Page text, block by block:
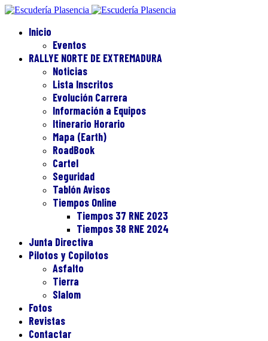
Inicio
Eventos
RALLYE NORTE DE EXTREMADURA
Noticias
Lista Inscritos
Evolución Carrera
Información a Equipos
Itinerario Horario
Mapa (Earth)
RoadBook
Cartel
Seguridad
Tablón Avisos
Tiempos Online
Tiempos 37 RNE 2023
Tiempos 38 RNE 2024
Junta Directiva
Pilotos y Copilotos
Asfalto
Tierra
Slalom
Fotos
Revistas
Contactar